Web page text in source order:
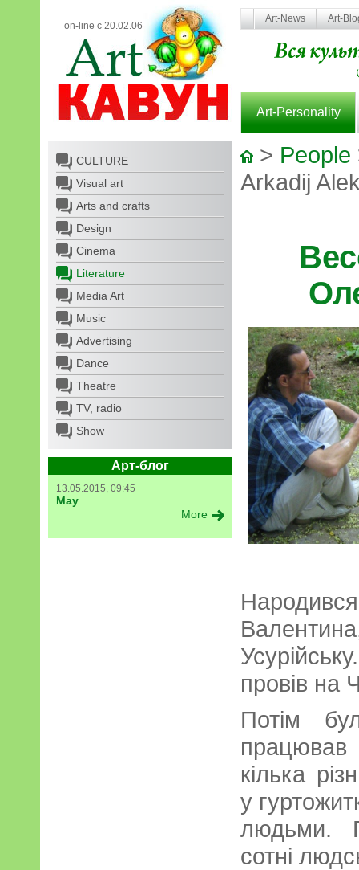
on-line с 20.02.06
Art-News Art-
Art-Personality
CULTURE
Visual art
Arts and crafts
Design
Cinema
Literature
Media Art
Music
Advertising
Dance
Theatre
TV, radio
Show
Арт-блог
13.05.2015, 09:45
May
More
> People
Arkadij
провів на
Потім
працював
кілька
у
людьми.
сотні